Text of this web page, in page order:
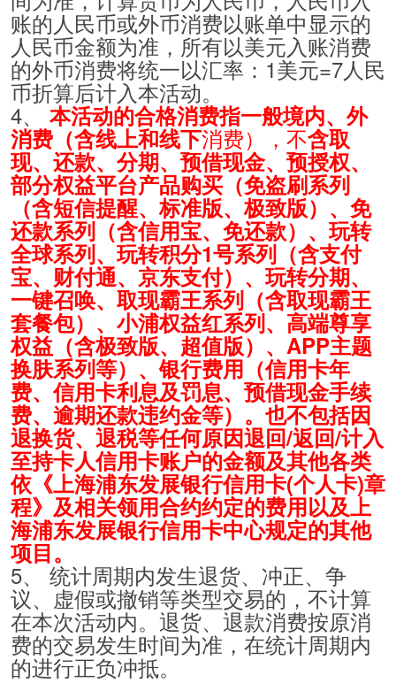
账的人民币或外币消费以账单中显示的
人民币金额为准，所有以美元入账消费
的外币消费将统一以汇率：1美元=7人民
币折算后计入本活动。
4、 本活动的合格消费指一般境内、外
消费（含线上和线下消费） ， 不含取
现、还款、分期、预借现金、预授权、
部分权益平台产品购买（免盗刷系列
（含短信提醒、标准版、极致版）、免
还款系列（含信用宝、免还款）、玩转
全球系列、玩转积分1号系列（含支付
宝、财付通、京东支付）、玩转分期、
一键召唤、取现霸王系列（含取现霸王
套餐包）、小浦权益红系列、高端尊享
权益（含极致版、超值版）、APP主题
换肤系列等）、银行费用（信用卡年
费、信用卡利息及罚息、预借现金手续
费、逾期还款违约金等）。也不包括因
退换货、退税等任何原因退回/返回/计入
至持卡人信用卡账户的金额及其他各类
依《上海浦东发展银行信用卡(个人卡)章
程》及相关领用合约约定的费用以及上
海浦东发展银行信用卡中心规定的其他
项目。
5、 统计周期内发生退货、冲正、争
议、虚假或撤销等类型交易的，不计算
在本次活动内。退货、退款消费按原消
费的交易发生时间为准，在统计周期内
的进行正负冲抵。